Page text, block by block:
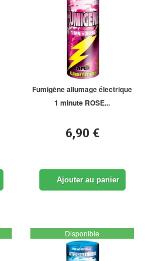
Fumigène allumage électrique
1 minute ROSE...
6,90 €
Ajouter au panier
Disponible